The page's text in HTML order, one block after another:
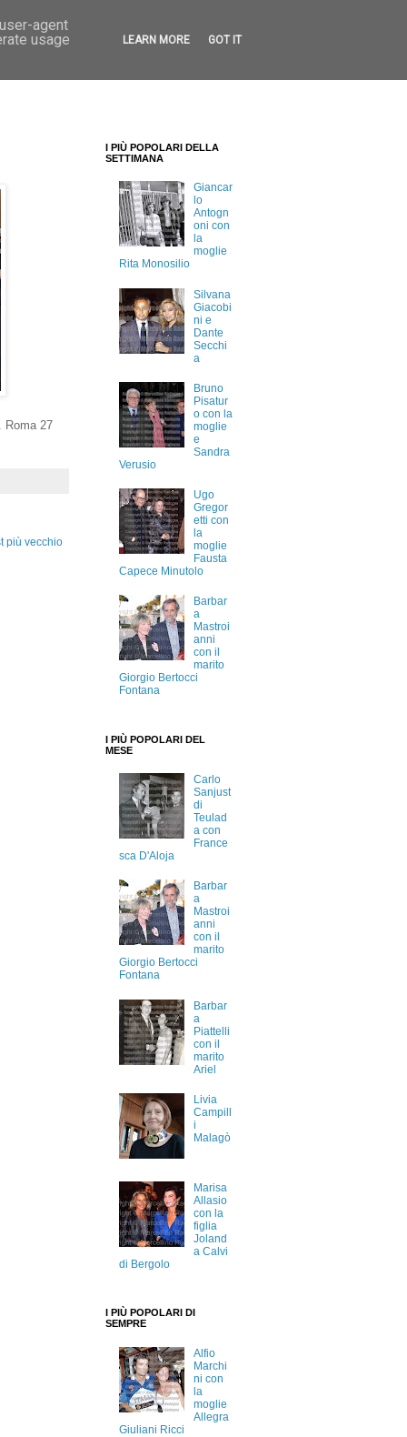
Roma 27
più vecchio
I PIÙ POPOLARI DELLA
SETTIMANA
Giancar
lo
Antogn
oni con
la
moglie
Rita Monosilio
Silvana
Giacobi
ni e
Dante
Secchi
a
Bruno
Pisatur
o con la
moglie
e
Sandra
Verusio
Ugo
Gregor
etti con
la
moglie
Fausta
Capece Minutolo
Barbar
a
Mastroi
anni
con il
marito
Giorgio Bertocci
Fontana
I PIÙ POPOLARI DEL
MESE
Carlo
Sanjust
di
Teulad
a con
France
sca D'Aloja
Barbar
a
Mastroi
anni
con il
marito
Giorgio Bertocci
Fontana
Barbar
a
Piattelli
con il
marito
Ariel
Livia
Campill
i
Malagò
Marisa
Allasio
con la
figlia
Joland
a Calvi
di Bergolo
I PIÙ POPOLARI DI
SEMPRE
Alfio
Marchi
ni con
la
moglie
Allegra
Giuliani Ricci
agent
usage
LEARN MORE GOT IT